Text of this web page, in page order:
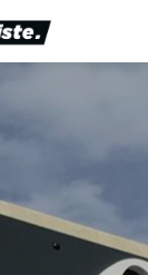
sa